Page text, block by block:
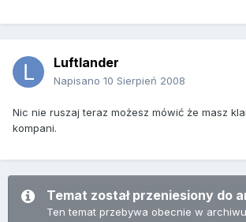
Luftlander
Napisano 10 Sierpień 2008
Nic nie ruszaj teraz możesz mówić że masz
kompani.
Temat został przeniesiony do
Ten temat przebywa obecnie w